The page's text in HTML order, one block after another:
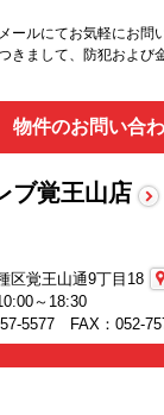
ルにてお気軽にお問
まして、防犯および
物件のお問い合
ブ覚王山店
区覚王山通9丁目18
～18:30
5577 FAX：052-